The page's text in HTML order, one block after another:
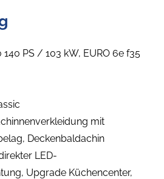
PS / 103 kW, EURO 6e f35
mit
Deckenbaldachin
LED-
Upgrade Küchencenter,